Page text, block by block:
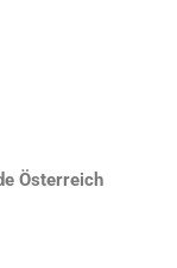
Österreich